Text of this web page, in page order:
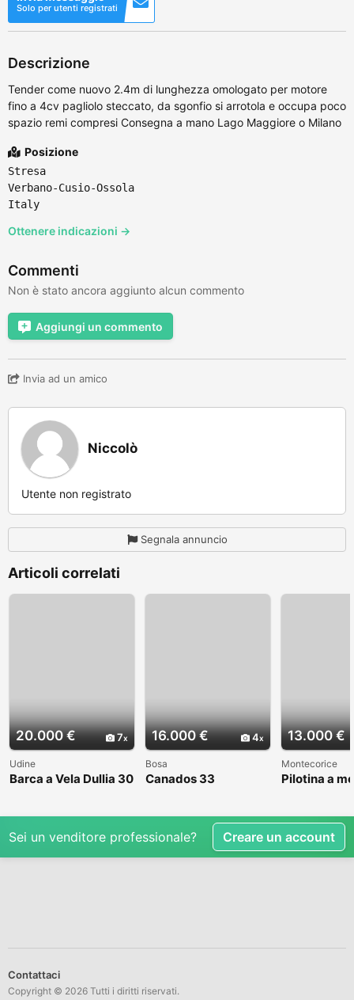
Solo per utenti registrati
Descrizione
Tender come nuovo 2.4m di lunghezza omologato per motore
fino a 4cv pagliolo steccato, da sgonfio si arrotola e occupa poco
spazio remi compresi Consegna a mano Lago Maggiore o Milano
Posizione
Stresa
Verbano-Cusio-Ossola
Italy
Ottenere indicazioni →
Commenti
Non è stato ancora aggiunto alcun commento
Aggiungi un commento
Invia ad un amico
Niccolò
Utente non registrato
Segnala annuncio
Articoli correlati
20.000 € 7
Udine
Barca a Vela Dullia 30
16.000 € 4
Bosa
Canados 33
13.000 €
Montecorice
Pilotina a
Sei un venditore professionale? Creare un account
Contattaci
Copyright © 2026 Tutti i diritti riservati.